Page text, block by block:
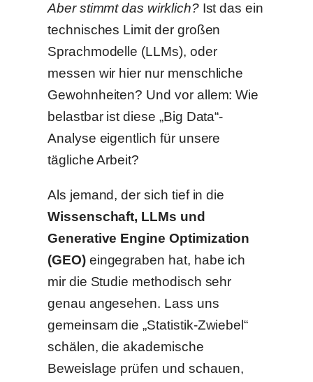
Aber stimmt das wirklich? Ist das ein
technisches Limit der großen
Sprachmodelle (LLMs), oder
messen wir hier nur menschliche
Gewohnheiten? Und vor allem: Wie
belastbar ist diese „Big Data“-
Analyse eigentlich für unsere
tägliche Arbeit?
Als jemand, der sich tief in die
Wissenschaft, LLMs und
Generative Engine Optimization
(GEO)eingegraben hat, habe ich
mir die Studie methodisch sehr
genau angesehen. Lass uns
gemeinsam die „Statistik-Zwiebel“
schälen, die akademische
Beweislage prüfen und schauen,